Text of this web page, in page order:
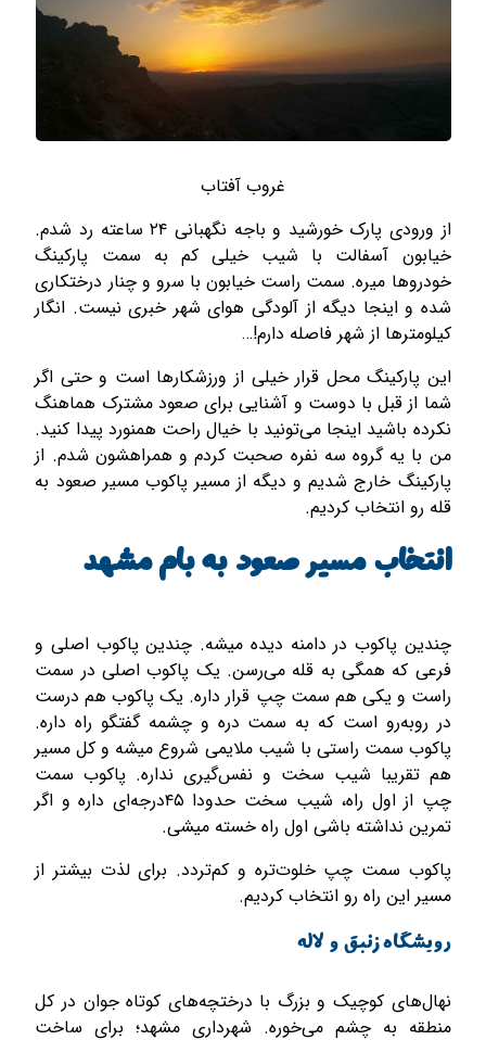
غروب آفتاب
از ورودی پارک خورشید و باجه نگهبانی ۲۴ ساعته‌ رد شدم.
خیابون آسفالت با شیب خیلی کم به سمت پارکینگ
خودروها میره. سمت راست خیابون با سرو و چنار درختکاری
شده و اینجا دیگه از آلودگی هوای شهر خبری نیست. انگار
کیلومترها از شهر فاصله دارم!…
این پارکینگ محل قرار خیلی از ورزشکارها است و حتی اگر
شما از قبل با دوست و آشنایی برای صعود مشترک هماهنگ
نکرده باشید اینجا می‌تونید با خیال راحت همنورد پیدا کنید.
من با یه گروه­ سه نفره صحبت کردم و همراهشون شدم. از
پارکینگ خارج شدیم و دیگه از مسیر پاکوب مسیر صعود به
قله رو انتخاب کردیم.
انتخاب مسیر صعود به بام مشهد
چندین پاکوب در دامنه دیده میشه. چندین پاکوب اصلی و
فرعی که همگی به قله می‌رسن. یک پاکوب اصلی در سمت
راست و یکی هم سمت چپ قرار داره. یک پاکوب هم درست
در روبه‌رو است که به سمت دره و چشمه گفتگو راه داره.
پاکوب سمت راستی با شیب ملایمی شروع میشه و کل مسیر
هم تقریبا شیب سخت و نفس‌گیری نداره. پاکوب سمت
چپ از اول راه، شیب سخت حدودا ۴۵درجه‌ای داره و اگر
تمرین نداشته باشی اول راه خسته میشی.
پاکوب سمت چپ خلوت‌­تره و کم‌تردد. برای لذت بیشتر از
مسیر این راه رو انتخاب کردیم.
رویشگاه زنبق و لاله
نهال‌­های کوچیک و بزرگ با درختچه­‌های کوتاه جوان در کل
منطقه به چشم می­‌خوره. شهرداری مشهد؛ برای ساخت